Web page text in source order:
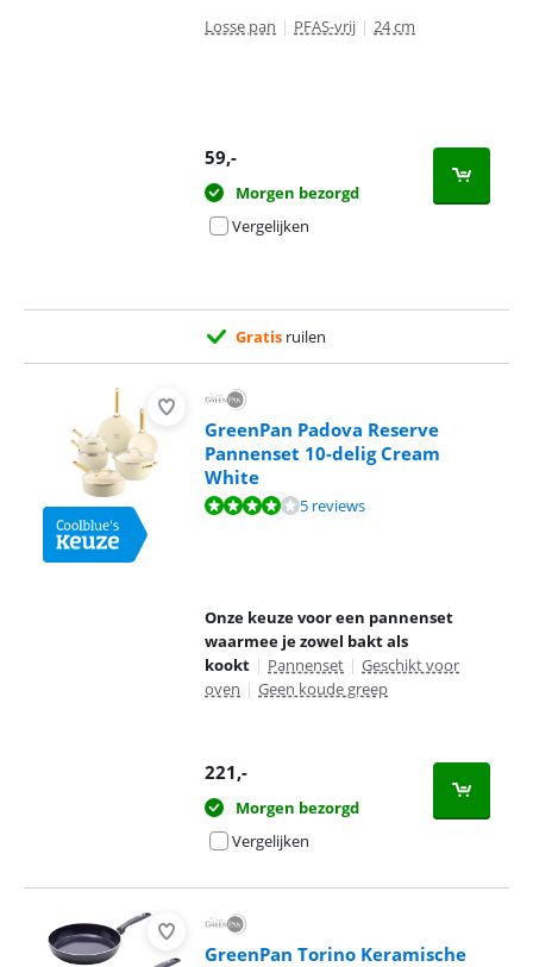
Losse pan | PFAS-vrij | 24 cm
59,-
Morgen bezorgd
Vergelijken
Gratis ruilen
GreenPan Padova Reserve
Pannenset 10-delig Cream
White
Beoordeling is 8,4 van de 10, gebaseerd op 5 reviews.
5 reviews
Onze keuze voor een pannenset
waarmee je zowel bakt als
kookt | Pannenset | Geschikt voor
oven | Geen koude greep
221,-
Morgen bezorgd
Vergelijken
GreenPan Torino Keramische